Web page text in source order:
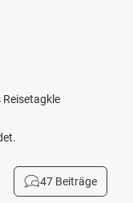
47 Beiträge